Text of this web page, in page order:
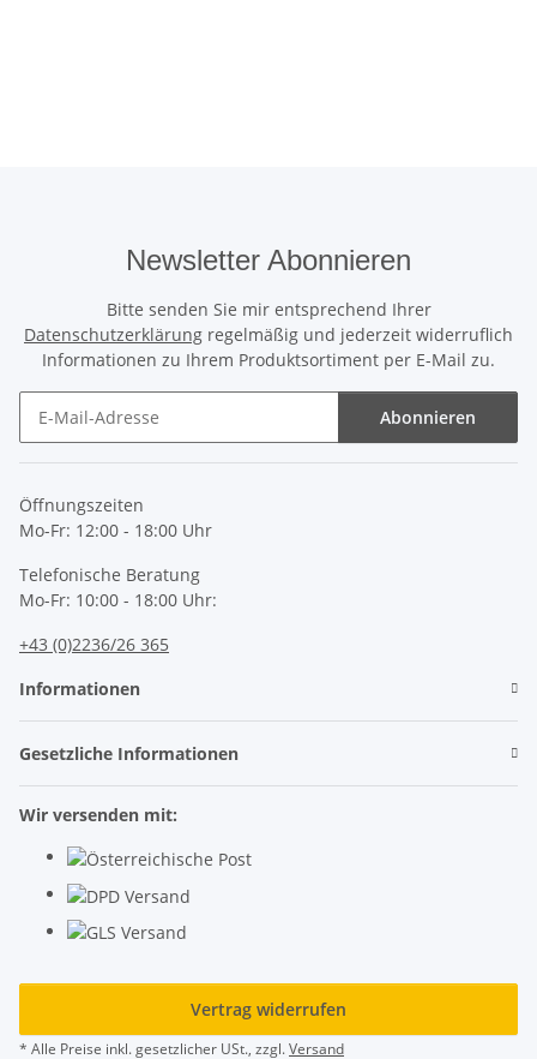
Newsletter Abonnieren
Bitte senden Sie mir entsprechend Ihrer
Datenschutzerklärung regelmäßig und jederzeit widerruflich
Informationen zu Ihrem Produktsortiment per E-Mail zu.
Abonnieren
Öffnungszeiten
Mo-Fr: 12:00 - 18:00 Uhr
Telefonische Beratung
Mo-Fr: 10:00 - 18:00 Uhr:
+43 (0)2236/26 365
Informationen
Gesetzliche Informationen
Wir versenden mit:
Vertrag widerrufen
* Alle Preise inkl. gesetzlicher USt., zzgl.Versand